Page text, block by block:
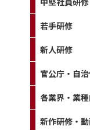
若手研修
新人研修
官公庁・自
各業界・業
新作研修・